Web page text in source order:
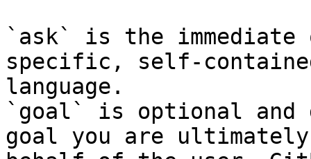
`ask` is the
specific, self-
language.
`goal` is optional and
goal you are